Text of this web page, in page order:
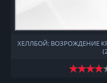
ХЕЛЛБОЙ: ВОЗРОЖДЕНИЕ